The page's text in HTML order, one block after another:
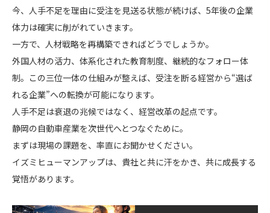
今、人手不足を理由に受注を見送る状態が続けば、5年後の企業
体力は確実に削がれていきます。
一方で、人材戦略を再構築できればどうでしょうか。
外国人材の活力、体系化された教育制度、継続的なフォロー体
制。この三位一体の仕組みが整えば、受注を断る経営から“選ば
れる企業”への転換が可能になります。
人手不足は衰退の兆候ではなく、経営改革の起点です。
静岡の自動車産業を次世代へとつなぐために。
まずは現場の課題を、率直にお聞かせください。
イズミヒューマンアップは、貴社と共に汗をかき、共に成長する
覚悟があります。